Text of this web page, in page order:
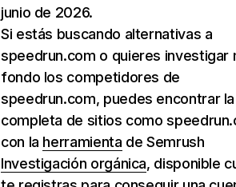
junio de 2026.
Si estás buscando alternativas a
speedrun.com o quieres investigar
fondo los competidores de
speedrun.com, puedes encontrar
completa de sitios como
con la herramienta de Semrush
Investigación orgánica, disponible